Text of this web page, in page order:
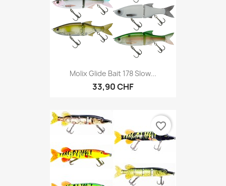
Molix Glide Bait 178 Slow...
33,90 CHF
favorite_border